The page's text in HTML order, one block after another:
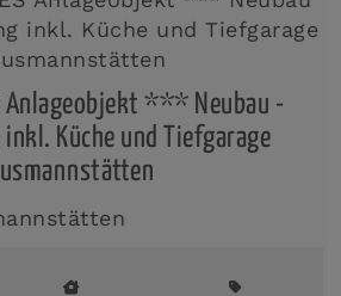
Anlageobjekt *** Neubau -
Küche und Tiefgarage